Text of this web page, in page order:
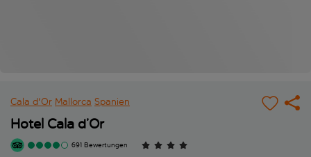
Cala d'Or Mallorca Spanien
Hotel Cala d’Or
691 Bewertungen